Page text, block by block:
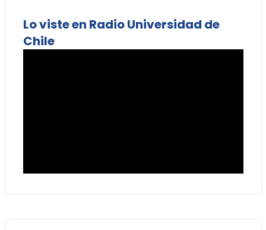
Lo viste en Radio Universidad de
Chile